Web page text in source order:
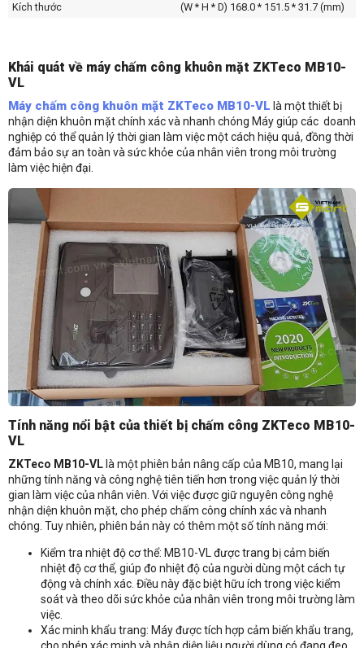
Khái quát về máy chấm công khuôn mặt ZKTeco MB10-
VL
Máy chấm công khuôn mặt ZKTeco MB10-VL là một thiết bị
nhận diện khuôn mặt chính xác và nhanh chóng Máy giúp các doanh
nghiệp có thể quản lý thời gian làm việc một cách hiệu quả, đồng thời
đảm bảo sự an toàn và sức khỏe của nhân viên trong môi trường
làm việc hiện đại.
Tính năng nổi bật của thiết bị chấm công ZKTeco MB10-
VL
ZKTeco MB10-VL là một phiên bản nâng cấp của MB10, mang lại
những tính năng và công nghệ tiên tiến hơn trong việc quản lý thời
gian làm việc của nhân viên. Với việc được giữ nguyên công nghệ
nhận diện khuôn mặt, cho phép chấm công chính xác và nhanh
chóng. Tuy nhiên, phiên bản này có thêm một số tính năng mới:
Kiểm tra nhiệt độ cơ thể: MB10-VL được trang bị cảm biến
nhiệt độ cơ thể, giúp đo nhiệt độ của người dùng một cách tự
động và chính xác. Điều này đặc biệt hữu ích trong việc kiểm
soát và theo dõi sức khỏe của nhân viên trong môi trường làm
việc.
Xác minh khẩu trang: Máy được tích hợp cảm biến khẩu trang,
Kích thước
(W * H * D) 168.0 * 151.5 * 31.7 (mm)
Nhận báo giá sản phẩm: Máy chấm công khuôn mặt ZKTeco MB10-